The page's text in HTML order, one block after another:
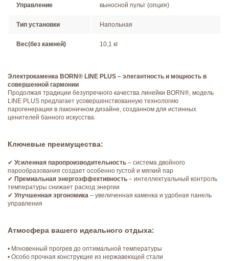
Управление выносной пульт (опция)
Тип установки Напольная
Вес(без камней) 10,1 кг
Электрокаменка BORN® LINE PLUS – элегантность и мощность в
совершенной гармонии
Продолжая традиции безупречного качества линейки BORN®, модель
LINE PLUS предлагает усовершенствованную технологию
парогенерации в лаконичном дизайне, созданном для истинных
ценителей банного искусства.
Ключевые преимущества:
✔ Усиленная паропроизводительность – система двойного
парообразования создает особенно густой и мягкий пар
✔ Премиальная энергоэффективность – интеллектуальный контроль
температуры снижает расход энергии
✔ Улучшенная эргономика – увеличенная каменка и удобная панель
управления
Атмосфера вашего идеального отдыха:
• Мгновенный прогрев до оптимальной температуры
• Особо прочная конструкция из нержавеющей стали